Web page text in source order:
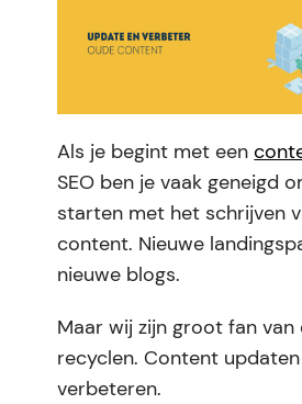
Als je begint met een
SEO ben je vaak geneigd
starten met het schrijven
content. Nieuwe
nieuwe blogs.
Maar wij zijn groot fan
recyclen. Content
verbeteren.